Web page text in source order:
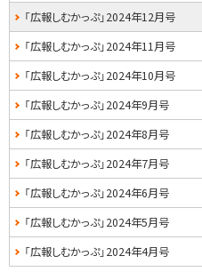
メ
ニ
ュ
ー
「広報しむかっぷ」2024年12月号
「広報しむかっぷ」2024年11月号
「広報しむかっぷ」2024年10月号
「広報しむかっぷ」2024年9月号
「広報しむかっぷ」2024年8月号
「広報しむかっぷ」2024年7月号
「広報しむかっぷ」2024年6月号
「広報しむかっぷ」2024年5月号
「広報しむかっぷ」2024年4月号